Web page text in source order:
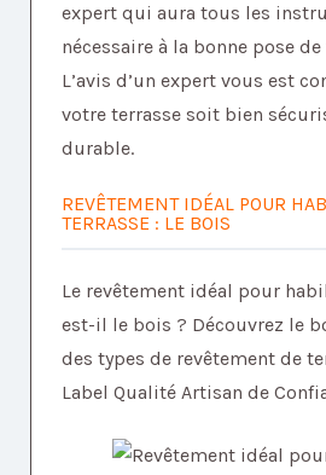
expert qui aura tous les
nécessaire à la bonne pose
L’avis d’un expert vous est
votre terrasse soit bien
durable.
REVÊTEMENT IDÉAL POUR
TERRASSE : LE BOIS
Le revêtement idéal pour
est-il le bois ? Découvrez le
des types de revêtement de
Label Qualité Artisan de